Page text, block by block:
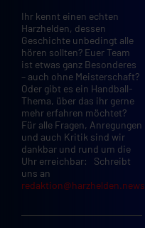
Ihr kennt einen echten
Harzhelden, dessen
Geschichte unbedingt alle
hören sollten? Euer Team
ist etwas ganz Besonderes
– auch ohne Meisterschaft?
Oder gibt es ein Handball-
Thema, über das ihr gerne
mehr erfahren möchtet?
Für alle Fragen, Anregungen
und auch Kritik sind wir
dankbar und rund um die
Uhr erreichbar: Schreibt
uns an
redaktion@harzhelden.news